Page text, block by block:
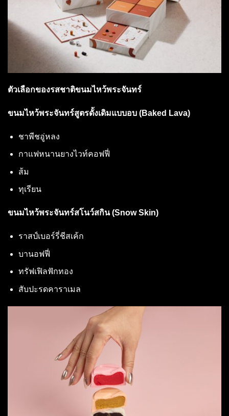
ตัวเลือกของรสชาติขนมไหว้พระจันทร์
ขนมไหว้พระจันทร์สูตรดั้งเดิมแบบอบ (Baked Lava)
ชาพีชอู่หลง
กาแฟหนานยางไวท์คอฟฟี่
ส้ม
ทุเรียน
ขนมไหว้พระจันทร์สโนว์สกิน (Snow Skin)
ราสป์เบอร์รี่ชีสเค้ก
บานอฟฟี่
ทรัฟเฟิลฟักทอง
สับปะรดคาราเมล